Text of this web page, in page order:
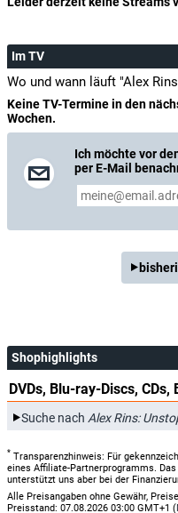
Im TV
Wo und wann läuft "Alex
Keine TV-Termine in den
Wochen.
Ich möchte vor
per E-Mail
Shophighlights
DVDs, Blu-ray-Discs,
Suche nach Alex Rins:
* Transparenzhinweis: Für
eines Affiliate-Partnerprogramms.
unterstützt uns aber bei der
Alle Preisangaben ohne Gewähr,
Preisstand: 07.08.2026 03:00 GMT+1 (